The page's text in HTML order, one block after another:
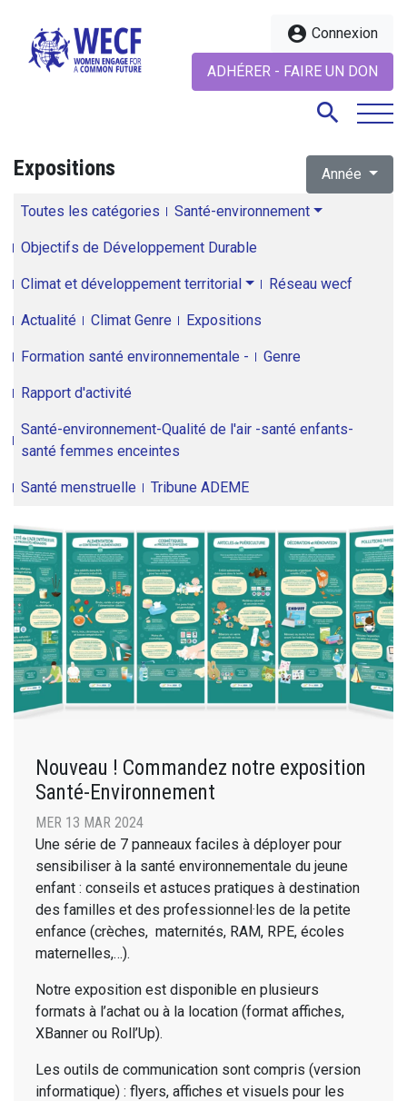
account_circle Connexion
ADHÉRER - FAIRE UN DON
search
Expositions Année
Toutes les catégories Santé-environnement
Objectifs de Développement Durable
Climat et développement territorial Réseau wecf
Actualité Climat Genre Expositions
Formation santé environnementale - Genre
Rapport d'activité
Santé-environnement-Qualité de l'air -santé enfants-
santé femmes enceintes
Santé menstruelle Tribune ADEME
Nouveau ! Commandez notre exposition
Santé-Environnement
MER 13 MAR 2024
Une série de 7 panneaux faciles à déployer pour
sensibiliser à la santé environnementale du jeune
enfant : conseils et astuces pratiques à destination
des familles et des professionnel·les de la petite
enfance (crèches, maternités, RAM, RPE, écoles
maternelles,…).
Notre exposition est disponible en plusieurs
formats à l’achat ou à la location (format affiches,
XBanner ou Roll’Up).
Les outils de communication sont compris (version
informatique) : flyers, affiches et visuels pour les